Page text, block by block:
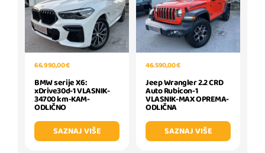
66.990,00 €
BMW serije X6:
xDrive30d-1 VLASNIK-
34700 km-KAM-
ODLIČNO
SAZNAJ VIŠE
46.590,00 €
Jeep Wrangler 2.2 CRD
Auto Rubicon-1
VLASNIK-MAX OPREMA-
ODLIČNA
SAZNAJ VIŠE